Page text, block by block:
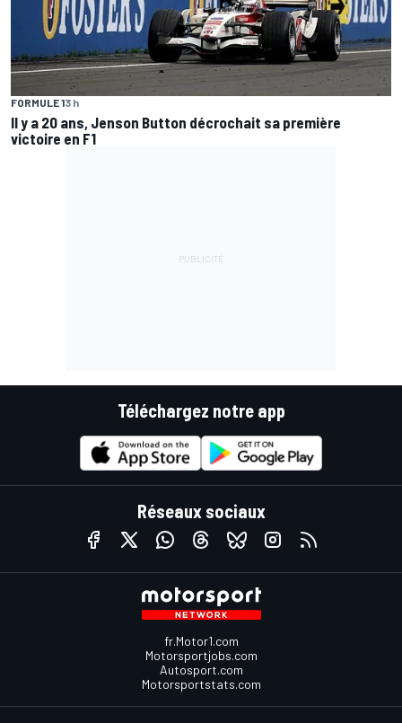
FORMULE 13 h
Il y a 20 ans, Jenson Button décrochait sa première
victoire en F1
Téléchargez notre app
Réseaux sociaux
fr.Motor1.com
Motorsportjobs.com
Autosport.com
Motorsportstats.com